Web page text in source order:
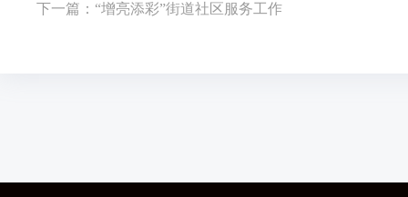
下一篇：“增亮添彩”街道社区服务工作